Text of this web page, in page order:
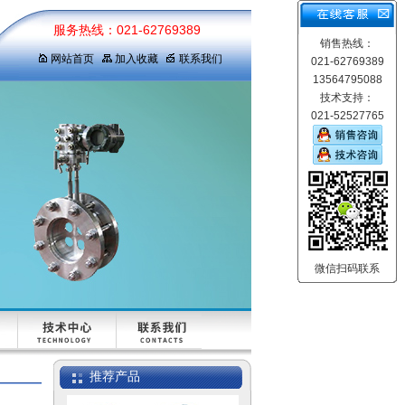
服务热线：021-62769389
网站首页 加入收藏 联系我们
推荐产品
销售热线：
021-62769389
13564795088
技术支持：
021-52527765
微信扫码联系